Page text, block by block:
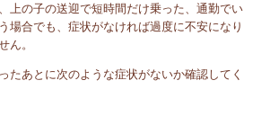
上の子の送迎で短時間だけ乗った、通勤でい
場合でも、症状がなければ過度に不安になり
ん。
たあとに次のような症状がないか確認してく